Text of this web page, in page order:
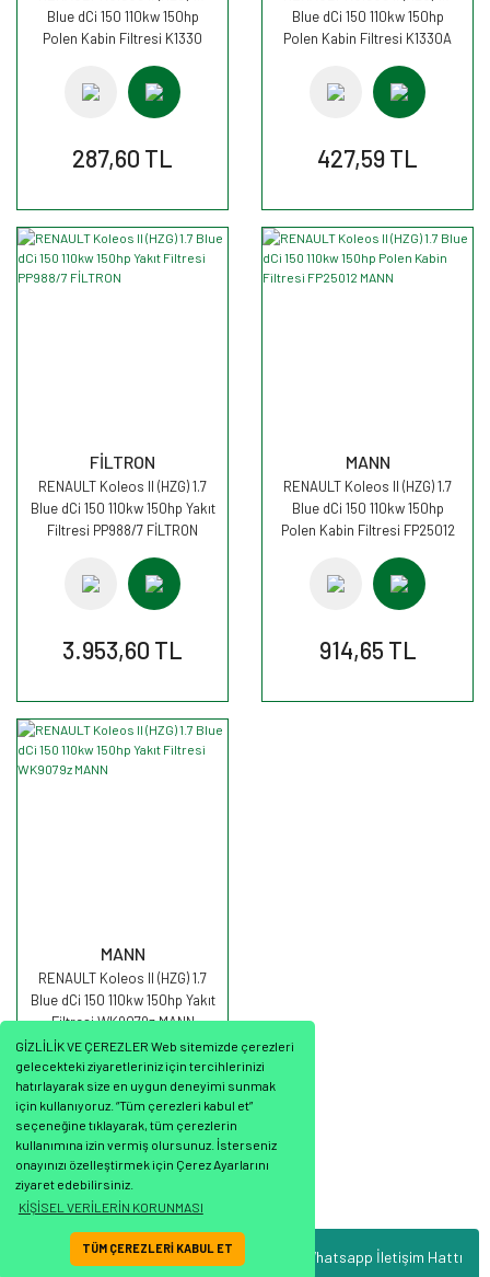
GİZLİLİK VE ÇEREZLER Web sitemizde çerezleri
gelecekteki ziyaretleriniz için tercihlerinizi
hatırlayarak size en uygun deneyimi sunmak
için kullanıyoruz. “Tüm çerezleri kabul et”
seçeneğine tıklayarak, tüm çerezlerin
kullanımına izin vermiş olursunuz. İsterseniz
onayınızı özelleştirmek için Çerez Ayarlarını
ziyaret edebilirsiniz.
KİŞİSEL VERİLERİN KORUNMASI
TÜM ÇEREZLERİ KABUL ET Whatsapp İletişim Hattı
Blue dCi 150 110kw 150hp
Polen Kabin Filtresi K1330
287,60 TL
Blue dCi 150 110kw 150hp
Polen Kabin Filtresi K1330A
427,59 TL
FİLTRON
RENAULT Koleos II (HZG) 1.7
Blue dCi 150 110kw 150hp Yakıt
Filtresi PP988/7 FİLTRON
3.953,60 TL
MANN
RENAULT Koleos II (HZG) 1.7
Blue dCi 150 110kw 150hp
Polen Kabin Filtresi FP25012
914,65 TL
MANN
RENAULT Koleos II (HZG) 1.7
Blue dCi 150 110kw 150hp Yakıt
Filtresi WK9079z MANN
2.262,53 TL